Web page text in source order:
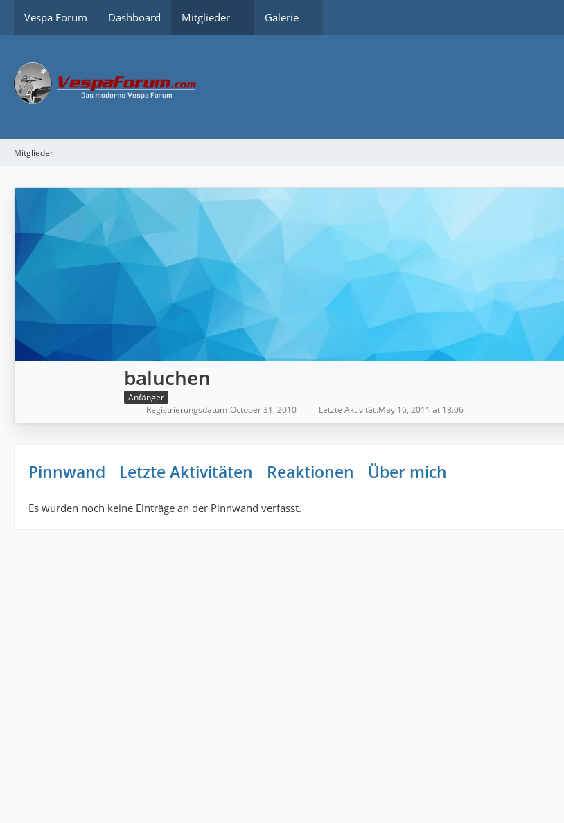
Vespa Forum Dashboard Mitglieder Galerie
Mitglieder
baluchen
Anfänger
Registrierungsdatum October 31, 2010 Letzte Aktivität May 16, 2011 at 18:06
Pinnwand Letzte Aktivitäten Reaktionen Über mich
Es wurden noch keine Einträge an der Pinnwand verfasst.